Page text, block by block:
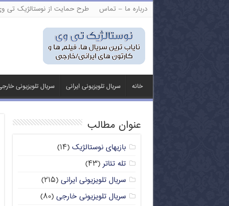
درباره ما – تماس طرح حمایت از نوستالژیک تی
خانه سریال تلویزیونی ایرانی سریال تلویزیونی
عنوان مطالب
بازیهای نوستالژیک (۱۴)
تله تئاتر(۴۳)
سریال تلویزیونی ایرانی (۲۱۵)
سریال تلویزیونی خارجی (۸۰)